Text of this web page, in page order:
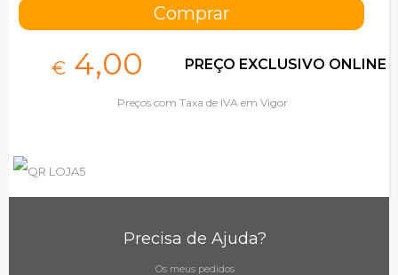
€ 4,00 PREÇO EXCLUSIVO ONLINE
Preços com Taxa de IVA em Vigor
Precisa de Ajuda?
Os meus pedidos